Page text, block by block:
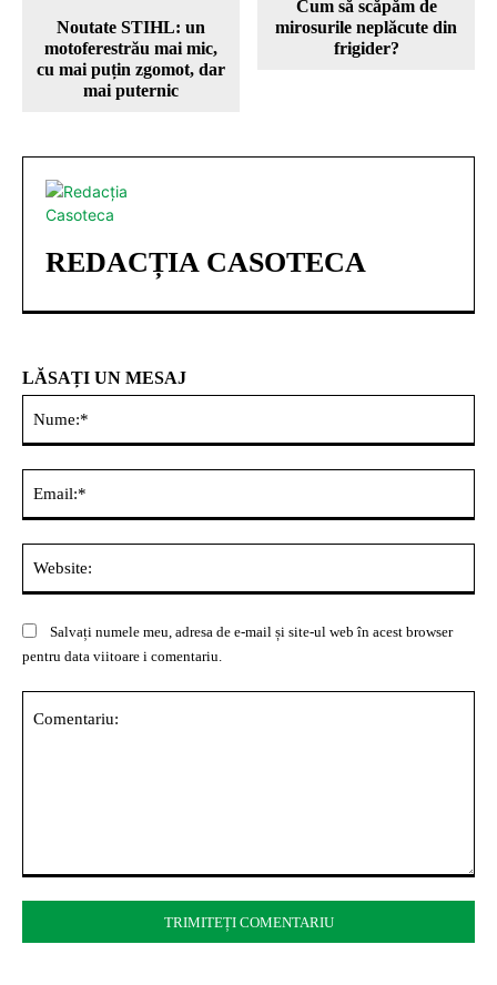
Noutate STIHL: un
motoferestrău mai mic,
cu mai puțin zgomot, dar
mai puternic
Cum să scăpăm de
mirosurile neplăcute din
frigider?
REDACȚIA CASOTECA
LĂSAȚI UN MESAJ
Salvați numele meu, adresa de e-mail și site-ul web în acest browser
pentru data viitoare i comentariu.